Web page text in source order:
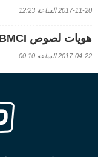
2017-11-20 الساعة 12:23
هويات لصوص BMCI الذين كشفتهم إمرأة
2017-04-22 الساعة 00:10